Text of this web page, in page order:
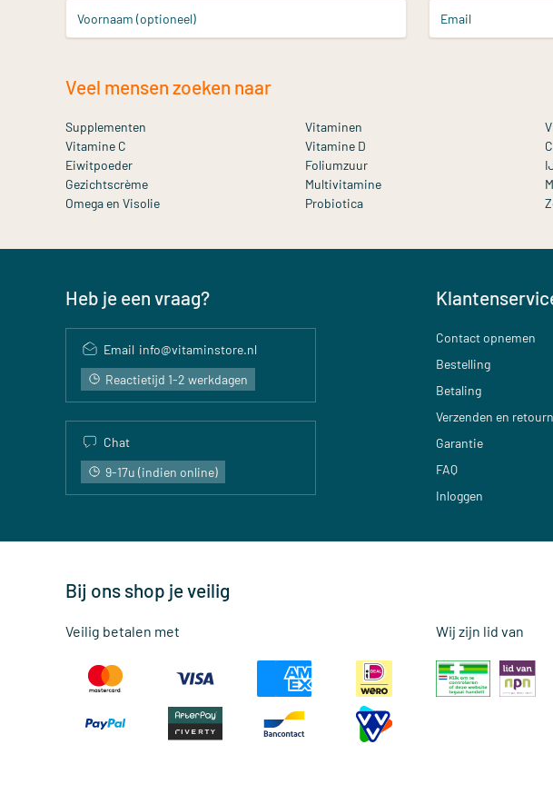
Voornaam (optioneel) Email
Veel mensen zoeken naar
Supplementen Vitaminen
Vitamine C
Vitamine D
Eiwitpoeder
Foliumzuur
Gezichtscrème
Multivitamine
Omega en Visolie
Probiotica
Heb je een vraag?
Email info@vitaminstore.nl
Reactietijd 1-2 werkdagen
Chat
9-17u (indien online)
Contact opnemen
Bestelling
Betaling
Verzenden en
Garantie
FAQ
Inloggen
Bij ons shop je veilig
Veilig betalen met Wij zijn lid van